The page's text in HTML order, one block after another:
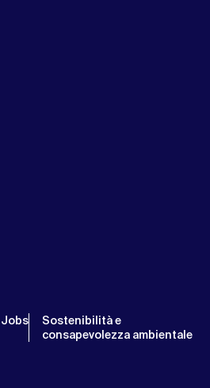
Jobs
Sostenibilità e
consapevolezza ambientale